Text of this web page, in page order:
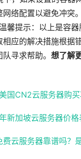
络配置以避免冲突。
馨提示：以上是容
相应的解决措施根据
寻求帮助。 想了解
国CN2云服务器购
新加坡云服务器价格
费云服务器靠谱吗？